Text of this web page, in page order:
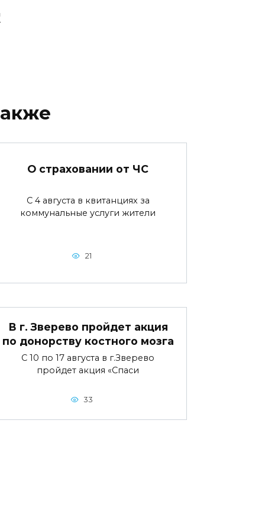
О страховании от ЧС
С 4 августа в квитанциях за
коммунальные услуги жители
21
В г. Зверево пройдет акция
по донорству костного мозга
С 10 по 17 августа в г.Зверево
пройдет акция «Спаси
33